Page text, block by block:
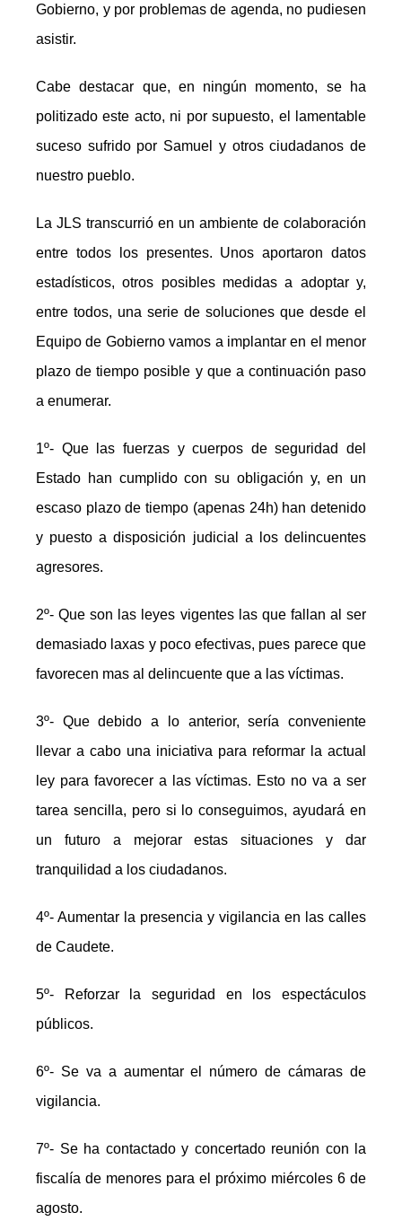
Gobierno, y por problemas de agenda, no pudiesen
asistir.
Cabe destacar que, en ningún momento, se ha
politizado este acto, ni por supuesto, el lamentable
suceso sufrido por Samuel y otros ciudadanos de
nuestro pueblo.
La JLS transcurrió en un ambiente de colaboración
entre todos los presentes. Unos aportaron datos
estadísticos, otros posibles medidas a adoptar y,
entre todos, una serie de soluciones que desde el
Equipo de Gobierno vamos a implantar en el menor
plazo de tiempo posible y que a continuación paso
a enumerar.
1º- Que las fuerzas y cuerpos de seguridad del
Estado han cumplido con su obligación y, en un
escaso plazo de tiempo (apenas 24h) han detenido
y puesto a disposición judicial a los delincuentes
agresores.
2º- Que son las leyes vigentes las que fallan al ser
demasiado laxas y poco efectivas, pues parece que
favorecen mas al delincuente que a las víctimas.
3º- Que debido a lo anterior, sería conveniente
llevar a cabo una iniciativa para reformar la actual
ley para favorecer a las víctimas. Esto no va a ser
tarea sencilla, pero si lo conseguimos, ayudará en
un futuro a mejorar estas situaciones y dar
tranquilidad a los ciudadanos.
4º- Aumentar la presencia y vigilancia en las calles
de Caudete.
5º- Reforzar la seguridad en los espectáculos
públicos.
6º- Se va a aumentar el número de cámaras de
vigilancia.
7º- Se ha contactado y concertado reunión con la
fiscalía de menores para el próximo miércoles 6 de
agosto.